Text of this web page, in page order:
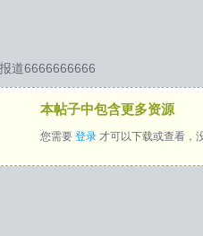
道6666666666
本帖子中包含更多资源
您需要 登录 才可以下载或查看，